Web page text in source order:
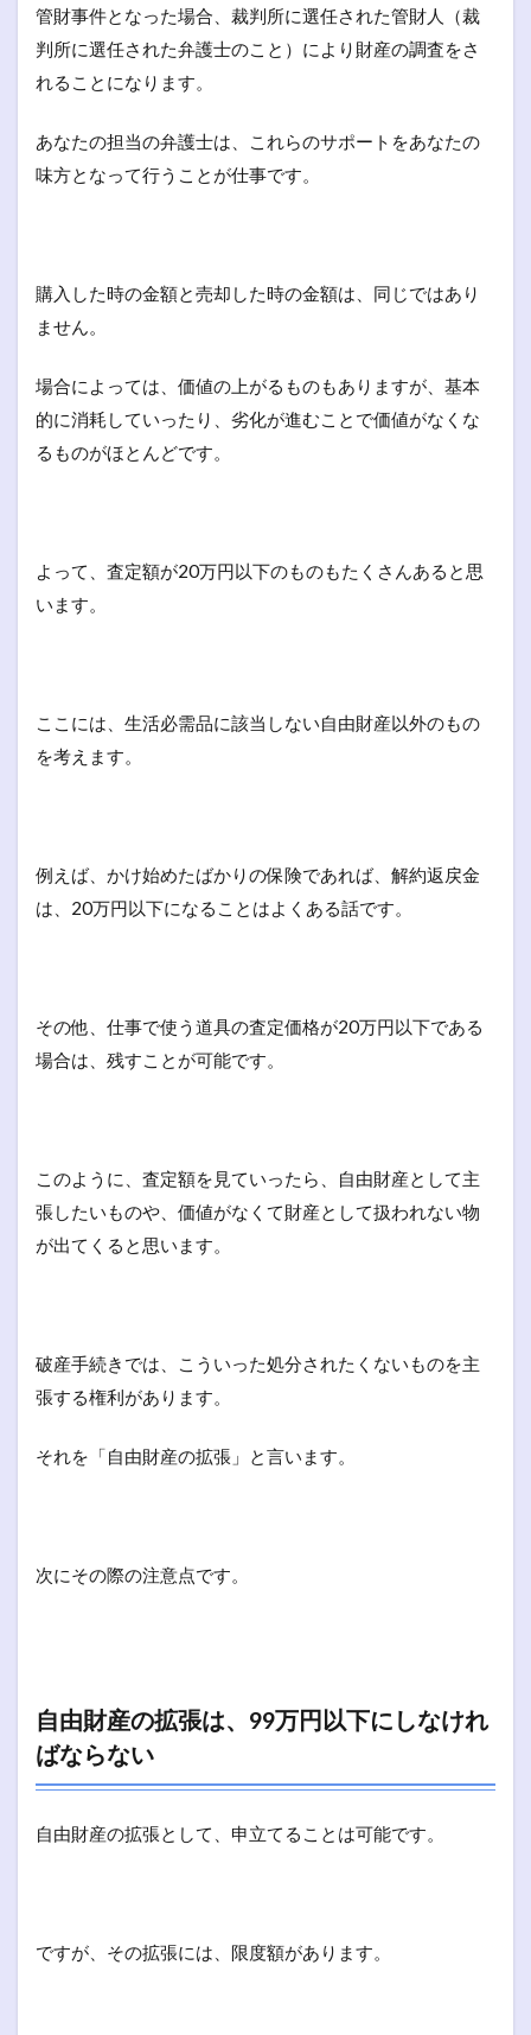
管財事件となった場合、裁判所に選任された管財人（裁
判所に選任された弁護士のこと）により財産の調査をさ
れることになります。
あなたの担当の弁護士は、これらのサポートをあなたの
味方となって行うことが仕事です。
購入した時の金額と売却した時の金額は、同じではあり
ません。
場合によっては、価値の上がるものもありますが、基本
的に消耗していったり、劣化が進むことで価値がなくな
るものがほとんどです。
よって、査定額が20万円以下のものもたくさんあると思
います。
ここには、生活必需品に該当しない自由財産以外のもの
を考えます。
例えば、かけ始めたばかりの保険であれば、解約返戻金
は、20万円以下になることはよくある話です。
その他、仕事で使う道具の査定価格が20万円以下である
場合は、残すことが可能です。
このように、査定額を見ていったら、自由財産として主
張したいものや、価値がなくて財産として扱われない物
が出てくると思います。
破産手続きでは、こういった処分されたくないものを主
張する権利があります。
それを「自由財産の拡張」と言います。
次にその際の注意点です。
自由財産の拡張は、99万円以下にしなけれ
ばならない
自由財産の拡張として、申立てることは可能です。
ですが、その拡張には、限度額があります。